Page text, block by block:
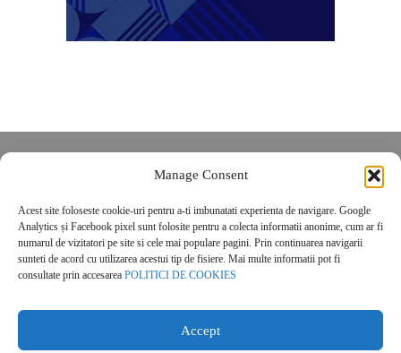
Manage Consent
Acest site foloseste cookie-uri pentru a-ti imbunatati experienta de navigare. Google
Analytics și Facebook pixel sunt folosite pentru a colecta informatii anonime, cum ar fi
numarul de vizitatori pe site si cele mai populare pagini. Prin continuarea navigarii
sunteti de acord cu utilizarea acestui tip de fisiere. Mai multe informatii pot fi
consultate prin accesarea POLITICI DE COOKIES
Accept
POLITICĂ DE CONFIDENȚIALITATE
Politica de cookies